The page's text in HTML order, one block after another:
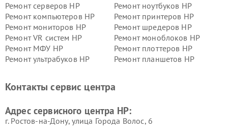
Ремонт серверов HP
Ремонт ноутбуков HP
Ремонт компьютеров HP
Ремонт принтеров HP
Ремонт мониторов HP
Ремонт шредеров HP
Ремонт VR систем HP
Ремонт моноблоков HP
Ремонт МФУ HP
Ремонт плоттеров HP
Ремонт ультрабуков HP
Ремонт планшетов HP
Контакты сервис центра
Адрес сервисного центра HP:
г. Ростов-на-Дону, улица Города Волос, 6